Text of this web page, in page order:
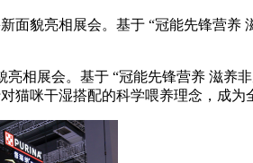
貌亮相展会。基于 “冠能先锋营养
展会。基于 “冠能先锋营养 滋养
咪干湿搭配的科学喂养理念，成为